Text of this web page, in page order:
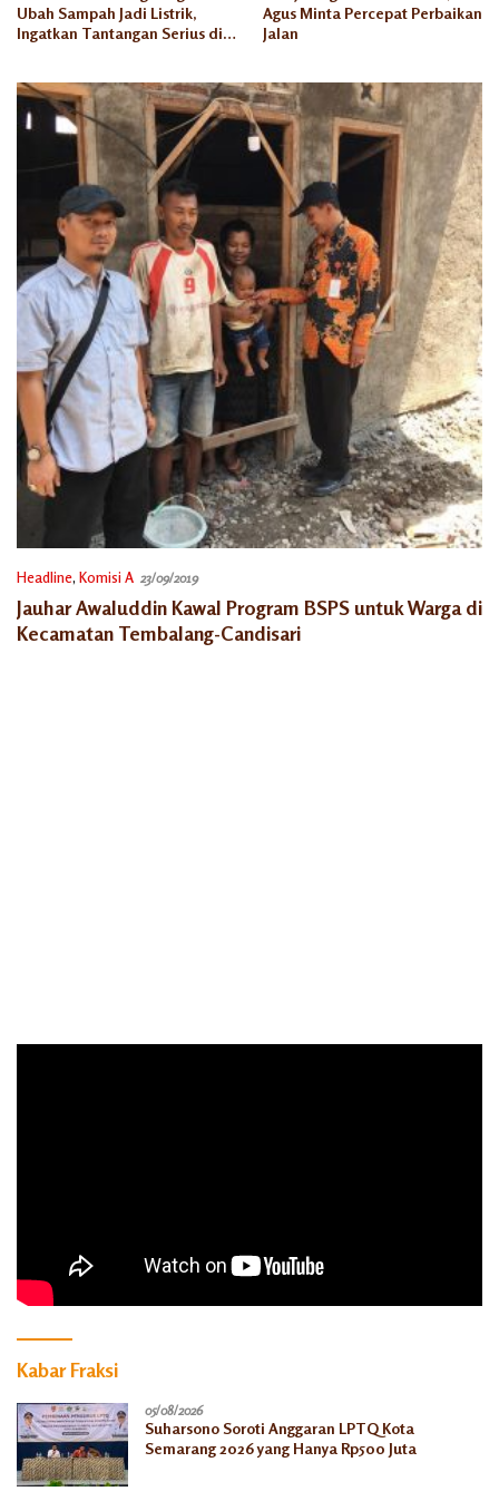
Ubah Sampah Jadi Listrik,
Ingatkan Tantangan Serius di
Agus Minta Percepat Perbaikan
Jalan
Headline, Komisi A 23/09/2019
Jauhar Awaluddin Kawal Program BSPS untuk Warga di
Kecamatan Tembalang-Candisari
Kabar Fraksi
05/08/2026
Suharsono Soroti Anggaran LPTQ Kota
Semarang 2026 yang Hanya Rp500 Juta